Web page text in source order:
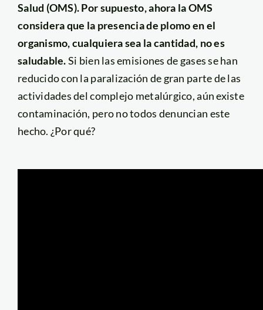
Salud (OMS). Por supuesto, ahora la OMS
considera que la presencia de plomo en el
organismo, cualquiera sea la cantidad, no es
saludable.Si bien las emisiones de gases se han
reducido con la paralización de gran parte de las
actividades del complejo metalúrgico, aún existe
contaminación, pero no todos denuncian este
hecho. ¿Por qué?